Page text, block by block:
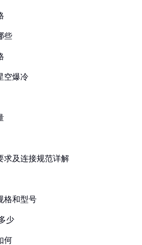
些
空爆冷
求及连接规范详解
格和型号
少
何